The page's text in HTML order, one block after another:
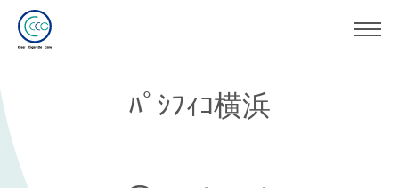
ﾊﾟｼﾌｨｺ横浜